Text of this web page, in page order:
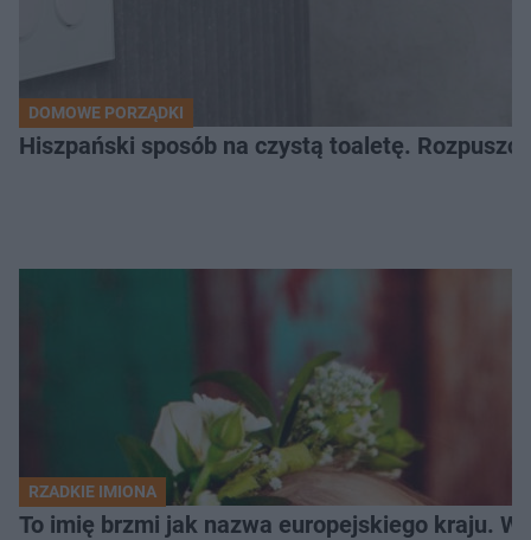
DOMOWE PORZĄDKI
Hiszpański sposób na czystą toaletę.
RZADKIE IMIONA
To imię brzmi jak nazwa europejskiego kraju.